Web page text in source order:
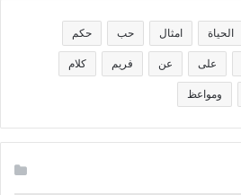
الحياة امثال حب حكم
على عن فريم كلام
ومواعظ